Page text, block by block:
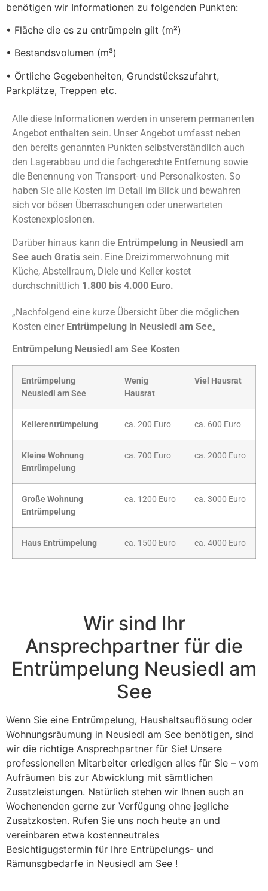
benötigen wir Informationen zu folgenden Punkten:
• Fläche die es zu entrümpeln gilt (m²)
• Bestandsvolumen (m³)
• Örtliche Gegebenheiten, Grundstückszufahrt,
Parkplätze, Treppen etc.
Alle diese Informationen werden in unserem permanenten
Angebot enthalten sein. Unser Angebot umfasst neben
den bereits genannten Punkten selbstverständlich auch
den Lagerabbau und die fachgerechte Entfernung sowie
die Benennung von Transport- und Personalkosten. So
haben Sie alle Kosten im Detail im Blick und bewahren
sich vor bösen Überraschungen oder unerwarteten
Kostenexplosionen.
Darüber hinaus kann die Entrümpelung in Neusiedl am
See auch Gratis sein. Eine Dreizimmerwohnung mit
Küche, Abstellraum, Diele und Keller kostet
durchschnittlich 1.800 bis 4.000 Euro.
„Nachfolgend eine kurze Übersicht über die möglichen
Kosten einer Entrümpelung in Neusiedl am See„
Entrümpelung Neusiedl am See Kosten
Entrümpelung
Neusiedl am See
Wenig
Hausrat
Viel Hausrat
Kellerentrümpelung ca. 200 Euro ca. 600 Euro
Kleine Wohnung
Entrümpelung
ca. 700 Euro ca. 2000 Euro
Große Wohnung
Entrümpelung
ca. 1200 Euro ca. 3000 Euro
Haus Entrümpelung ca. 1500 Euro ca. 4000 Euro
Wir sind Ihr
Ansprechpartner für die
Entrümpelung Neusiedl am
See
Wenn Sie eine Entrümpelung, Haushaltsauflösung oder
Wohnungsräumung in Neusiedl am See benötigen, sind
wir die richtige Ansprechpartner für Sie! Unsere
professionellen Mitarbeiter erledigen alles für Sie – vom
Aufräumen bis zur Abwicklung mit sämtlichen
Zusatzleistungen. Natürlich stehen wir Ihnen auch an
Wochenenden gerne zur Verfügung ohne jegliche
Zusatzkosten. Rufen Sie uns noch heute an und
vereinbaren etwa kostenneutrales
Besichtigugstermin für Ihre Entrüpelungs- und
Rämunsgbedarfe in Neusiedl am See !